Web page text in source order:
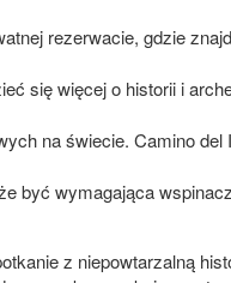
rezerwacie, gdzie
się więcej o historii i
na świecie. Camino del
być wymagająca
z niepowtarzalną